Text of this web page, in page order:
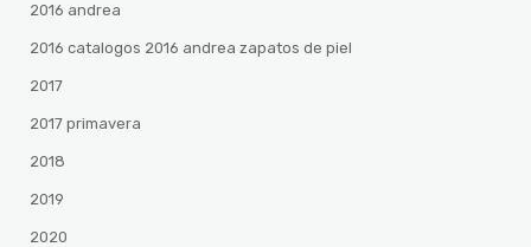
2016 andrea
2016 catalogos 2016 andrea zapatos de piel
2017
2017 primavera
2018
2019
2020